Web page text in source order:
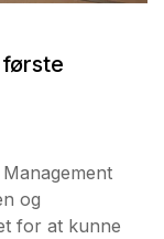
og
for at kunne